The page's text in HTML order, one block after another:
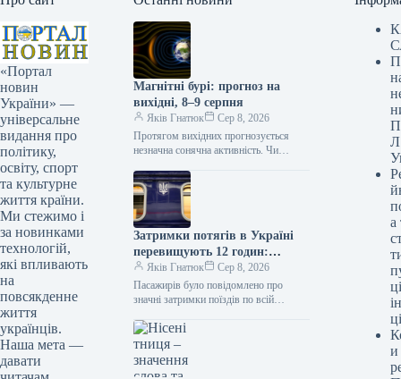
«Портал
новин
України» —
універсальне
видання про
політику,
освіту, спорт
та культурне
життя країни.
Ми стежимо і
за новинками
технологій,
які впливають
на
повсякденне
життя
українців.
Наша мета —
давати
Магнітні бурі: прогноз на
вихідні, 8–9 серпня
Яків Гнатюк
Сер 8, 2026
Протягом вихідних прогнозується
незначна сонячна активність. Чи
вихідних? / © www.credits Оцінка
сонячної та геомагнітної активності…
Затримки потягів в Україні
перевищують 12 годин:
список рейсів, рух яких
зупинено.
Яків Гнатюк
Сер 8, 2026
Пасажирів було повідомлено про
значні затримки поїздів по всій
"Укрзалізниця" У суботу, 8 серпня,…
Л
а
ці
и